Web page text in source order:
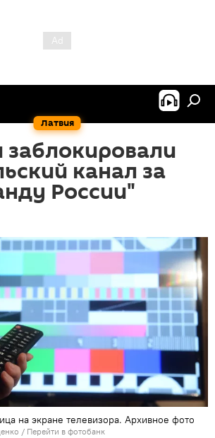
Латвия
заблокировали
канал за
России"
на экране телевизора. Архивное фото
/ Перейти в фотобанк